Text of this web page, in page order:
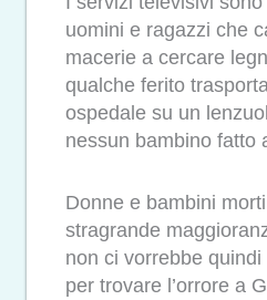
uomini e ragazzi che
macerie a cercare
qualche ferito
ospedale su un
nessun bambino fatto
Donne e bambini
stragrande
non ci vorrebbe
per trovare l’orrore a